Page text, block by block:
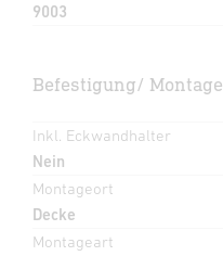
9003
Befestigung/ Montage
Inkl. Eckwandhalter
Nein
Montageort
Decke
Montageart